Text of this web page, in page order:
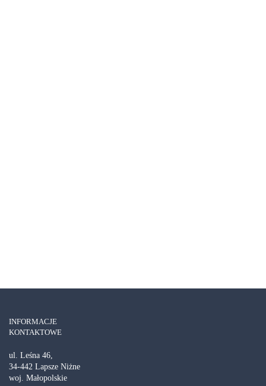
INFORMACJE
KONTAKTOWE
ul. Leśna 46,
34-442 Lapsze Niżne
woj. Małopolskie